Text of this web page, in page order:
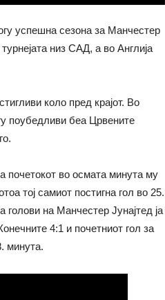
успешна сезона за Манчестер
низ САД, а во Англија
коло пред крајот. Во
поубедливи беа Црвените
почетокот во осмата минута му
тој самиот постигна гол во 25.
на Манчестер Јунајтед ја
4:1 и почетниот гол за
минута.